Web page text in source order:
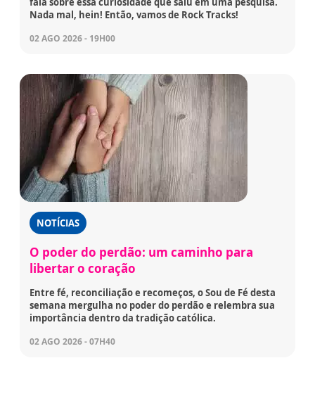
Nada mal, hein! Então, vamos de Rock Tracks!
02 AGO 2026 - 19H00
NOTÍCIAS
O poder do perdão: um caminho para
libertar o coração
Entre fé, reconciliação e recomeços, o Sou de Fé desta
semana mergulha no poder do perdão e relembra sua
importância dentro da tradição católica.
02 AGO 2026 - 07H40